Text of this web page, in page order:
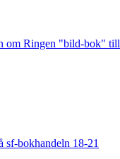
om Ringen "bild-bok"
sf-bokhandeln 18-21